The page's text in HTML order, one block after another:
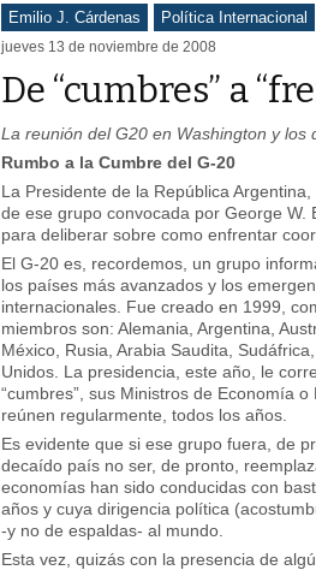
Emilio J. Cárdenas Política Internacional
jueves 13 de noviembre de 2008
De “cumbres” a
La reunión del G20 en Washington y los
Rumbo a la Cumbre del G-20
La Presidente de la República
de ese grupo convocada por George W.
para deliberar sobre como enfrentar
El G-20 es, recordemos, un grupo
los países más avanzados y los
internacionales. Fue creado en 1999,
miembros son: Alemania, Argentina,
México, Rusia, Arabia Saudita,
Unidos. La presidencia, este año, le
“cumbres”, sus Ministros de Economía
reúnen regularmente, todos los años.
Es evidente que si ese grupo fuera, de
decaído país no ser, de pronto,
economías han sido conducidas con
años y cuya dirigencia política
-y no de espaldas- al mundo.
Esta vez, quizás con la presencia de